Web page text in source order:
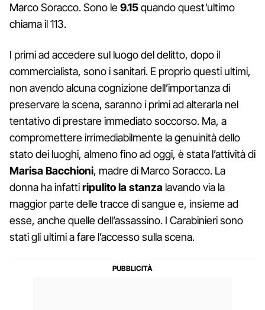
Marco Soracco. Sono le9.15quando quest’ultimo
chiama il 113.
I primi ad accedere sul luogo del delitto, dopo il
commercialista, sono i sanitari. E proprio questi ultimi,
non avendo alcuna cognizione dell’importanza di
preservare la scena, saranno i primi ad alterarla nel
tentativo di prestare immediato soccorso. Ma, a
compromettere irrimediabilmente la genuinità dello
stato dei luoghi, almeno fino ad oggi, è stata l’attività di
Marisa Bacchioni, madre di Marco Soracco. La
donna ha infattiripulito la stanza lavando via la
maggior parte delle tracce di sangue e, insieme ad
esse, anche quelle dell’assassino. I Carabinieri sono
stati gli ultimi a fare l’accesso sulla scena.